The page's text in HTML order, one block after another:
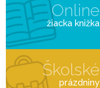
Online
žiacka knižka
Školské
prázdniny